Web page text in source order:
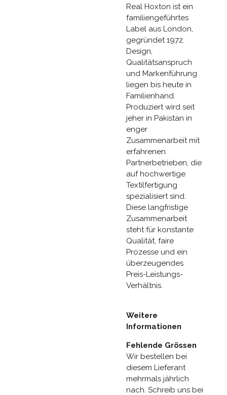
Real Hoxton ist ein
familiengeführtes
Label aus London,
gegründet 1972.
Design,
Qualitätsanspruch
und Markenführung
liegen bis heute in
Familienhand.
Produziert wird seit
jeher in Pakistan in
enger
Zusammenarbeit mit
erfahrenen
Partnerbetrieben, die
auf hochwertige
Textilfertigung
spezialisiert sind.
Diese langfristige
Zusammenarbeit
steht für konstante
Qualität, faire
Prozesse und ein
überzeugendes
Preis-Leistungs-
Verhältnis.
Weitere
Informationen
Fehlende Grössen
Wir bestellen bei
diesem Lieferant
mehrmals jährlich
nach. Schreib uns bei